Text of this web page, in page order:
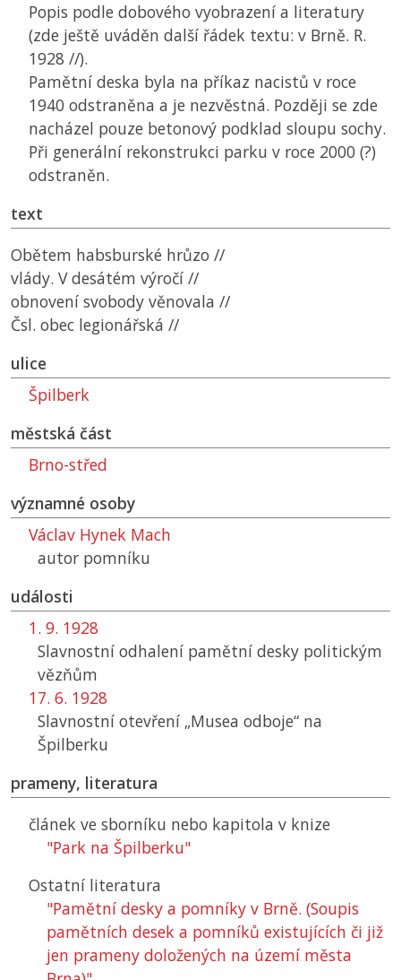
Popis podle dobového vyobrazení a literatury
(zde ještě uváděn další řádek textu: v Brně. R.
1928 //).
Pamětní deska byla na příkaz nacistů v roce
1940 odstraněna a je nezvěstná. Později se zde
nacházel pouze betonový podklad sloupu sochy.
Při generální rekonstrukci parku v roce 2000 (?)
odstraněn.
text
Obětem habsburské hrůzo //
vlády. V desátém výročí //
obnovení svobody věnovala //
Čsl. obec legionářská //
ulice
Špilberk
městská část
Brno-střed
významné osoby
Václav Hynek Mach
autor pomníku
události
1. 9. 1928
Slavnostní odhalení pamětní desky politickým
vězňům
17. 6. 1928
Slavnostní otevření „Musea odboje“ na
Špilberku
prameny, literatura
článek ve sborníku nebo kapitola v knize
"Park na Špilberku"
Ostatní literatura
"Pamětní desky a pomníky v Brně. (Soupis
pamětních desek a pomníků existujících či již
jen prameny doložených na území města